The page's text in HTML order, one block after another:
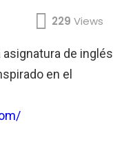
229 Views
asignatura de inglés
en el